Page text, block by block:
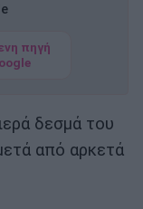
πηγή
δεσμά του
από αρκετά